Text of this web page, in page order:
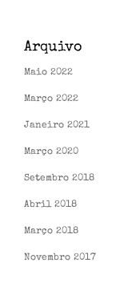
Arquivo
Maio 2022
Março 2022
Janeiro 2021
Março 2020
Setembro 2018
Abril 2018
Março 2018
Novembro 2017